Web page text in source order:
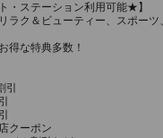
・ステーション利用可能★】
ラク＆ビューティー、スポー
得な特典多数！
クーポン